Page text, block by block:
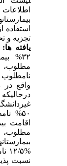
تجزیه و
یافته­ ها:
۳۲%
واقع در
۵۰%